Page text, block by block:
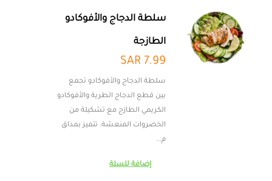
سلطة الدجاج والأفوكادو
الطازجة
7.99 SAR
سلطة الدجاج والأفوكادو تجمع
بين قطع الدجاج الطرية والأفوكادو
الكريمي الطازج مع تشكيلة من
الخضروات المنعشة. تتميز بمذاق
م...
إضافة للسلة